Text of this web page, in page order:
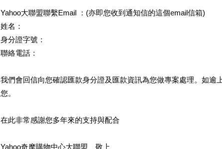
Yahoo大聯盟聯繫Email ：(亦即您收到通知信的這個email信箱)
姓名：
身分證字號：
聯絡電話：
我們會回信向您確認匯款身分證及匯款資訊為您做專案處理。如
您。
在此非常感謝您多年來的支持與配合
Yahoo奇摩購物中心大聯盟 敬上